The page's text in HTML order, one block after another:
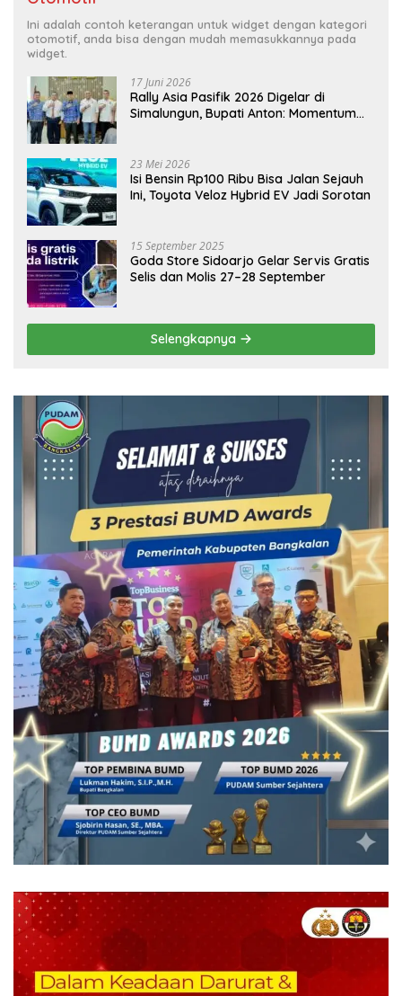
Ini adalah contoh keterangan untuk widget dengan kategori
otomotif, anda bisa dengan mudah memasukkannya pada
widget.
17 Juni 2026
Rally Asia Pasifik 2026 Digelar di
Simalungun, Bupati Anton: Momentum
23 Mei 2026
Isi Bensin Rp100 Ribu Bisa Jalan Sejauh
Ini, Toyota Veloz Hybrid EV Jadi Sorotan
15 September 2025
Goda Store Sidoarjo Gelar Servis Gratis
Selis dan Molis 27–28 September
Selengkapnya